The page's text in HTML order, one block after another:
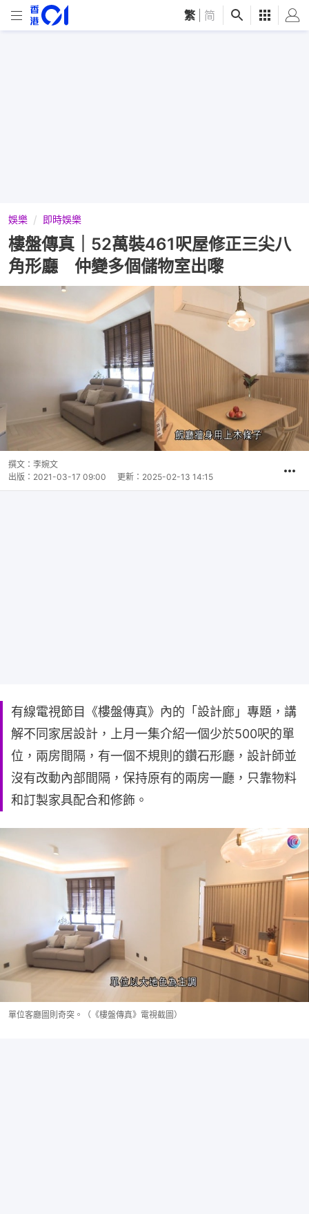
繁 简
娛樂 即時娛樂
樓盤傳真｜52萬裝461呎屋修正三尖八
角形廳 仲變多個儲物室出嚟
撰文： 李婉文
出版： 2021-03-17 09:00 更新： 2025-02-13 14:15
有線電視節目《樓盤傳真》內的「設計廊」專題，講
解不同家居設計，上月一集介紹一個少於500呎的單
位，兩房間隔，有一個不規則的鑽石形廳，設計師並
沒有改動內部間隔，保持原有的兩房一廳，只靠物料
和訂製家具配合和修飾。
單位客廳圖則奇突。（《樓盤傳真》電視截圖）